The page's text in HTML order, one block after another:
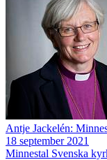
Antje Jackelén:
18 september 2021
Minnestal Svenska